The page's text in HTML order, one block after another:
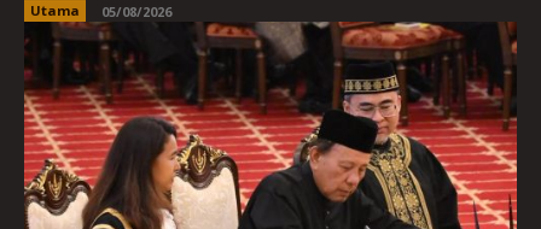
Utama 05/08/2026